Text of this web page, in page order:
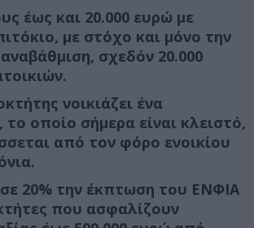
έως και 20.000 ευρώ με
με στόχο και μόνο την
σχεδόν 20.000
νοικιάζει ένα
το οποίο σήμερα είναι κλειστό,
από τον φόρο ενοικίου
20% την έκπτωση του ΕΝΦΙΑ
που ασφαλίζουν